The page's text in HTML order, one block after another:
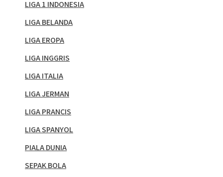
LIGA 1 INDONESIA
LIGA BELANDA
LIGA EROPA
LIGA INGGRIS
LIGA ITALIA
LIGA JERMAN
LIGA PRANCIS
LIGA SPANYOL
PIALA DUNIA
SEPAK BOLA